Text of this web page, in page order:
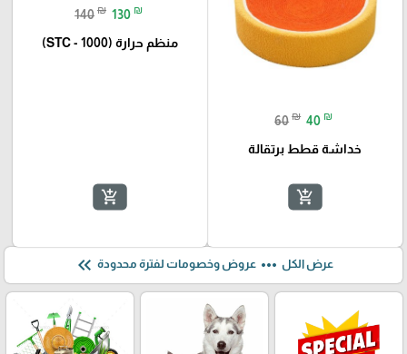
60 ₪ 40 ₪
خداشة قطط برتقالة
add_shopping_cart
140 ₪ 130 ₪
منظم حرارة (STC - 1000)
add_shopping_cart
عرض الكل more_horiz عروض وخصومات لفترة محدودة keyboard_double_arrow_left